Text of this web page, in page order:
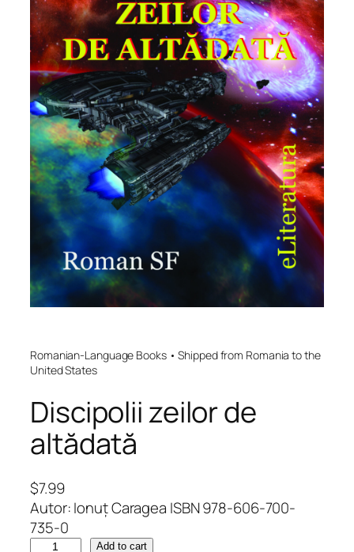
Romanian-Language Books • Shipped from Romania to the
United States
Discipolii zeilor de
altădată
$7.99
Autor: Ionuț Caragea ISBN 978-606-700-
735-0
Add to cart